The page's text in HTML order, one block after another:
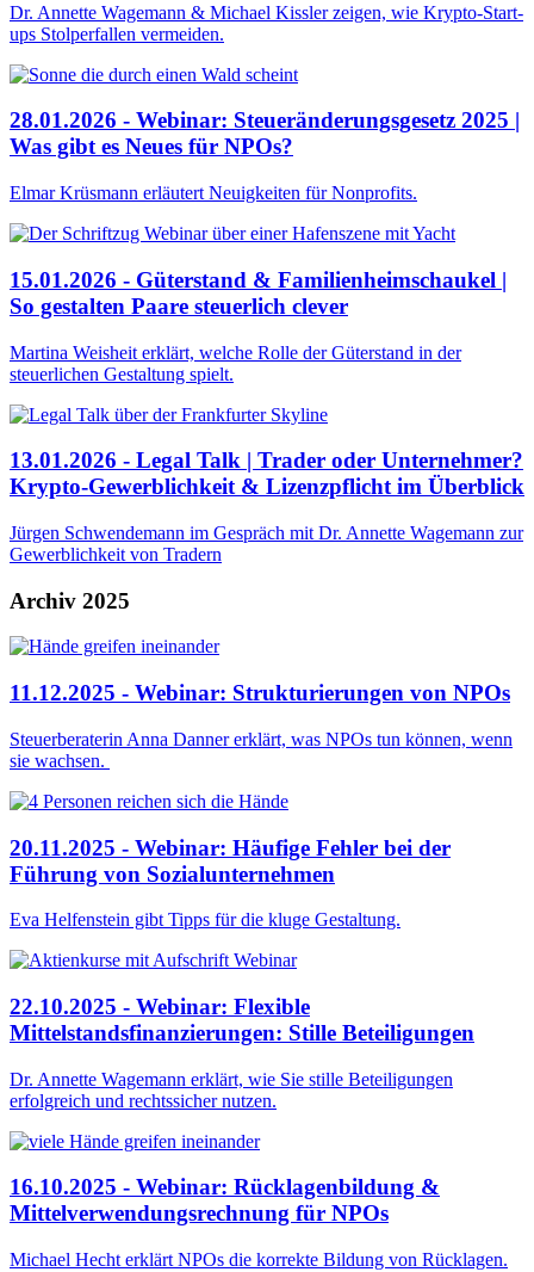
Dr. Annette Wagemann & Michael Kissler zeigen, wie Krypto-Start-
ups Stolperfallen vermeiden.
28.01.2026 - Webinar: Steueränderungsgesetz 2025 |
Was gibt es Neues für NPOs?
Elmar Krüsmann erläutert Neuigkeiten für Nonprofits.
15.01.2026 - Güterstand & Familienheimschaukel |
So gestalten Paare steuerlich clever
Martina Weisheit erklärt, welche Rolle der Güterstand in der
steuerlichen Gestaltung spielt.
13.01.2026 - Legal Talk | Trader oder Unternehmer?
Krypto-Gewerblichkeit & Lizenzpflicht im Überblick
Jürgen Schwendemann im Gespräch mit Dr. Annette Wagemann zur
Gewerblichkeit von Tradern
Archiv 2025
11.12.2025 - Webinar: Strukturierungen von NPOs
Steuerberaterin Anna Danner erklärt, was NPOs tun können, wenn
sie wachsen.
20.11.2025 - Webinar: Häufige Fehler bei der
Führung von Sozialunternehmen
Eva Helfenstein gibt Tipps für die kluge Gestaltung.
22.10.2025 - Webinar: Flexible
Mittelstandsfinanzierungen: Stille Beteiligungen
Dr. Annette Wagemann erklärt, wie Sie stille Beteiligungen
erfolgreich und rechtssicher nutzen.
16.10.2025 - Webinar: Rücklagenbildung &
Mittelverwendungsrechnung für NPOs
Michael Hecht erklärt NPOs die korrekte Bildung von Rücklagen.